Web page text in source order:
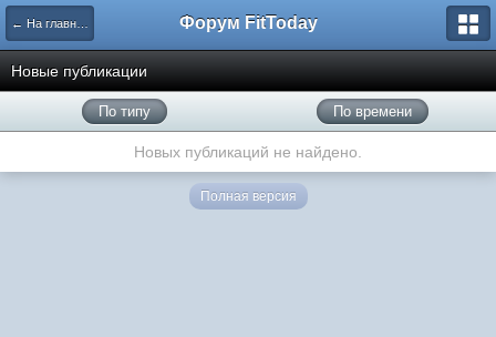
← На главную Форум FitToday
Новые публикации
По типу По времени
Новых публикаций не найдено.
Полная версия